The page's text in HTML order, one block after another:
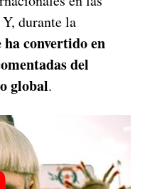
durante la
ha convertido en
del
global.